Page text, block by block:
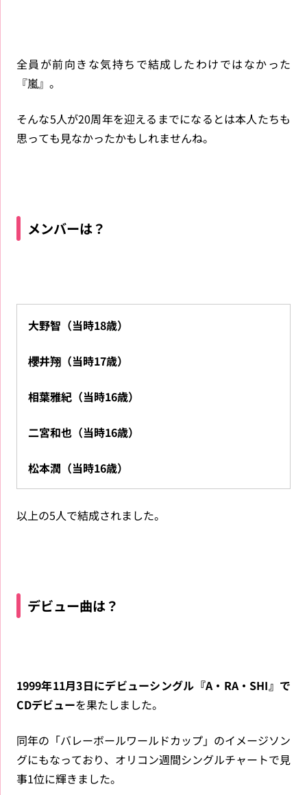
全員が前向きな気持ちで結成したわけではなかった
『嵐』。
そんな5人が20周年を迎えるまでになるとは本人たちも
思っても見なかったかもしれませんね。
メンバーは？
大野智（当時18歳）
櫻井翔（当時17歳）
相葉雅紀（当時16歳）
二宮和也（当時16歳）
松本潤（当時16歳）
以上の5人で結成されました。
デビュー曲は？
1999年11月3日にデビューシングル『A・RA・SHI』で
CDデビューを果たしました。
同年の「バレーボールワールドカップ」のイメージソン
グにもなっており、オリコン週間シングルチャートで見
事1位に輝きました。